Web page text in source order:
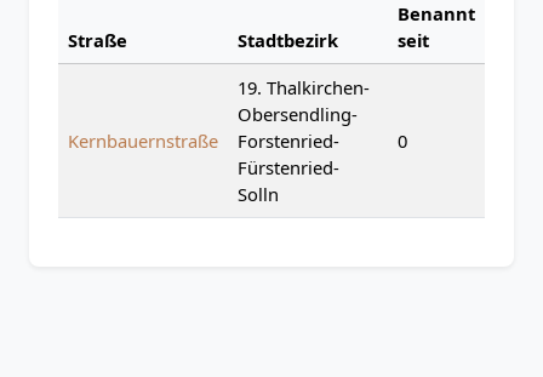
Straße Stadtbezirk
Benannt
seit
Kernbauernstraße
19. Thalkirchen-
Obersendling-
Forstenried-
Fürstenried-
Solln
0